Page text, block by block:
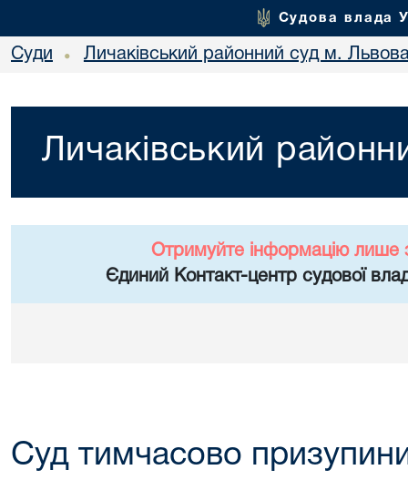
Судова влада
Суди • Личаківський районний суд м.
Личаківський
Отримуйте інформацію лише
Єдиний Контакт-центр судової
Суд тимчасово